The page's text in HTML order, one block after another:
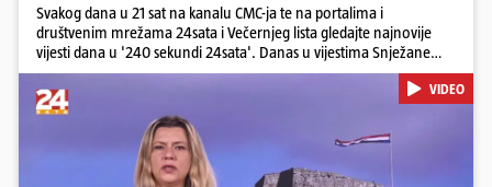
Svakog dana u 21 sat na kanalu CMC-ja te na portalima i
društvenim mrežama 24sata i Večernjeg lista gledajte najnovije
vijesti dana u '240 sekundi 24sata'. Danas u vijestima Snježane
Krnetić: Hrvatska je obilježila 31. obljetnicu Oluje, a pažnju je
privuklo ignoriranje predsjednika Zorana Milanovića i premijera
Andreja Plenkovića u Kninu. Donosimo i detalje o većim
braniteljskim mirovinama, apelu obitelji Hrvata u komi u Irskoj,
upozorenjima nakon nove tragedije na električnom romobilu te
smanjenju proizvodnje u nuklearnoj elektrani Krško.
VIDEO